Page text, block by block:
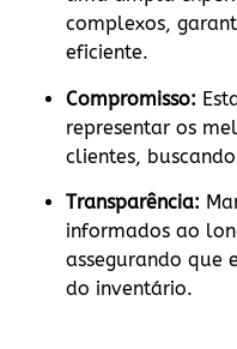
complexos,
eficiente.
Compromisso:
representar os
clientes,
Transparência:
informados ao
assegurando que
do inventário.